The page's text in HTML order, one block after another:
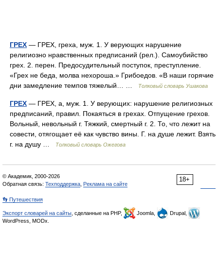
ГРЕХ — ГРЕХ, греха, муж. 1. У верующих нарушение
религиозно нравственных предписаний (рел.). Самоубийство
грех. 2. перен. Предосудительный поступок, преступление.
«Грех не беда, молва нехороша.» Грибоедов. «В наши горячие
дни замедление темпов тяжелый… …
Толковый словарь Ушакова
ГРЕХ — ГРЕХ, а, муж. 1. У верующих: нарушение религиозных
предписаний, правил. Покаяться в грехах. Отпущение грехов.
Вольный, невольный г. Тяжкий, смертный г. 2. То, что лежит на
совести, отягощает её как чувство вины. Г. на душе лежит. Взять
г. на душу …
Толковый словарь Ожегова
18+
© Академик, 2000-2026
Обратная связь: Техподдержка Реклама на сайте
👣 Путешествия
Экспорт словарей на сайты , сделанные на PHP, Joomla,
Drupal,
WordPress, MODx.